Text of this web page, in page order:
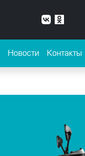
Новости Контакты